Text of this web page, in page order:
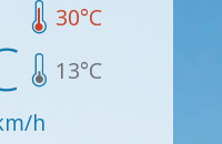
30°C
13°C
h